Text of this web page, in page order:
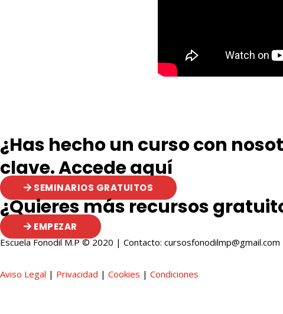
¿Has hecho un curso con
clave. Accede aquí
SEMINARIOS GRATUITOS
¿Quieres más recursos
EMPEZAR
Escuela Fonodil M.P © 2020 | Contacto: cursosfonodilmp@gmail.com
Aviso Legal | Privacidad | Cookies | Condiciones